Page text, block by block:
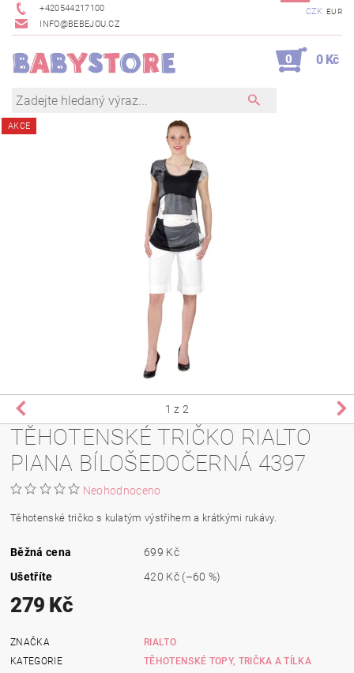
+420544217100
INFO@BEBEJOU.CZ
CZK EUR
0 0 Kč
AKCE
1 z 2
TĚHOTENSKÉ TRIČKO RIALTO
PIANA BÍLOŠEDOČERNÁ 4397
Neohodnoceno
Těhotenské tričko s kulatým výstřihem a krátkými rukávy.
Běžná cena
699 Kč
Ušetříte
420 Kč (–60 %)
279 Kč
ZNAČKA
RIALTO
KATEGORIE
TĚHOTENSKÉ TOPY, TRIČKA A TÍLKA